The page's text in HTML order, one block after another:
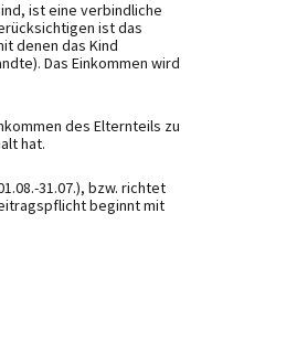
ist eine verbindliche
ist das
denen das Kind
Das Einkommen wird
des Elternteils zu
hat.
31.07.), bzw. richtet
beginnt mit